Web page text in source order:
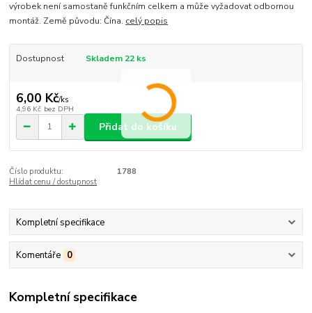
výrobek není samostaně funkčním celkem a může vyžadovat odbornou
montáž. Země původu: Čína. celý popis
Dostupnost Skladem 22 ks
6,00 Kč/ks
4,96 Kč bez DPH
Přidat do košíku
Číslo produktu:
1788
Hlídat cenu / dostupnost
Kompletní specifikace
Komentáře 0
Kompletní specifikace